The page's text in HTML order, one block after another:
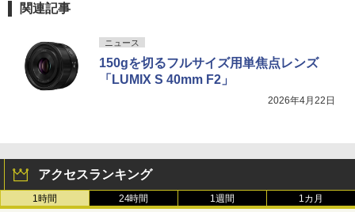
関連記事
ニュース
150gを切るフルサイズ用単焦点レンズ
「LUMIX S 40mm F2」
2026年4月22日
アクセスランキング
1時間 24時間 1週間 1カ月